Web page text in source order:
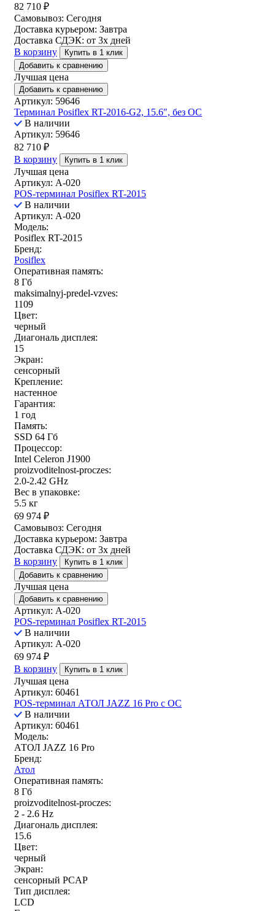
82 710 ₽
Самовывоз: Сегодня
Доставка курьером: Завтра
Доставка СДЭК: от 3х дней
В корзину
Купить в 1 клик
Добавить к сравнению
Лучшая цена
Добавить к сравнению
Артикул: 59646
Терминал Posiflex RT-2016-G2, 15.6″, без ОС
В наличии
Артикул: 59646
82 710 ₽
В корзину
Купить в 1 клик
Лучшая цена
Артикул: A-020
POS-терминал Posiflex RT-2015
В наличии
Артикул: A-020
Модель:
Posiflex RT-2015
Бренд:
Posiflex
Оперативная память:
8 Гб
maksimalnyj-predel-vzves:
1109
Цвет:
черный
Диагональ дисплея:
15
Экран:
сенсорный
Крепление:
настенное
Гарантия:
1 год
Память:
SSD 64 Гб
Процессор:
Intel Celeron J1900
proizvoditelnost-proczes:
2.0-2.42 GHz
Вес в упаковке:
5.5 кг
69 974 ₽
Самовывоз: Сегодня
Доставка курьером: Завтра
Доставка СДЭК: от 3х дней
В корзину
Купить в 1 клик
Добавить к сравнению
Лучшая цена
Добавить к сравнению
Артикул: A-020
POS-терминал Posiflex RT-2015
В наличии
Артикул: A-020
69 974 ₽
В корзину
Купить в 1 клик
Лучшая цена
Артикул: 60461
POS-терминал АТОЛ JAZZ 16 Pro с ОС
В наличии
Артикул: 60461
Модель:
АТОЛ JAZZ 16 Pro
Бренд:
Атол
Оперативная память:
8 Гб
proizvoditelnost-proczes:
2 - 2.6 Hz
Диагональ дисплея:
15.6
Цвет:
черный
Экран:
сенсорный PCAP
Тип дисплея:
LCD